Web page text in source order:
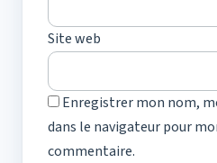
Site web
Enregistrer mon nom,
dans le navigateur pour
commentaire.